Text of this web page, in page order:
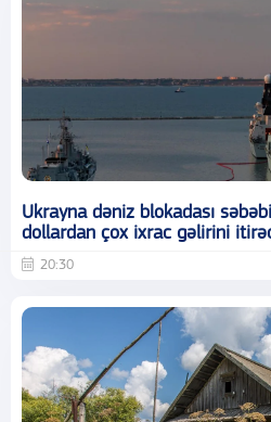
Ukrayna dəniz blokadası
dollardan çox ixrac gəlirini
20:30